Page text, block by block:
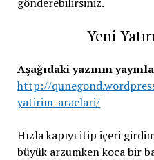
Yeni
Aşağıdaki yazının
http://
yatirim-araclari/
Hızla kapıyı itip içeri
büyük arzumken koca bir